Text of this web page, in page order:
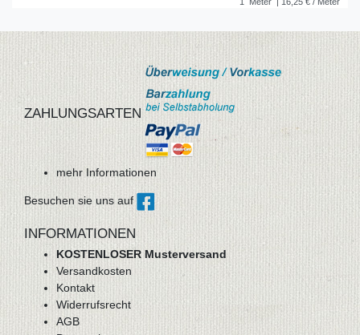
ZAHLUNGSARTEN
mehr Informationen
Besuchen sie uns auf
INFORMATIONEN
KOSTENLOSER Musterversand
Versandkosten
Kontakt
Widerrufsrecht
AGB